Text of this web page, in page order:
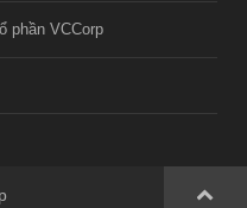
phần VCCorp